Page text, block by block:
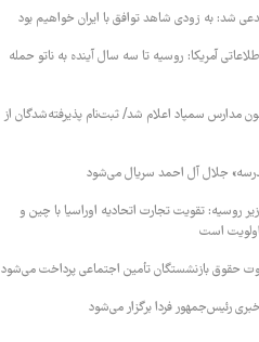
شد: به زودی شاهد توافق با ایران خواهیم بود
آمریکا: روسیه تا سه سال آینده به ناتو حمله
مدارس سمپاد اعلام شد/ ثبت‌نام پذیرفته‌شدگان از
جلال آل احمد سریال می‌شود
روسیه:‌ تقویت تجارت اتحادیه اوراسیا با چین و
اولویت است
حقوق بازنشستگان تأمین اجتماعی پرداخت می‌شود
رئیس‌جمهور فردا برگزار می‌شود